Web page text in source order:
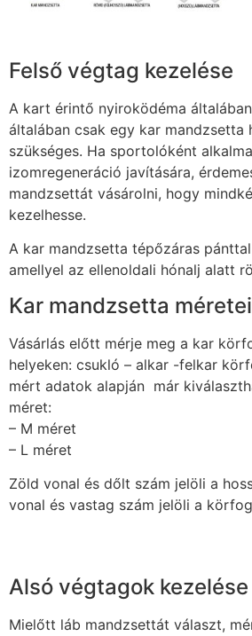
Felső végtag kezelése
A kart érintő nyiroködéma
általában csak egy kar mandzsetta
szükséges. Ha sportolóként
izomregeneráció javítására,
mandzsettát vásárolni, hogy
kezelhesse.
A kar mandzsetta tépőzáras
amellyel az ellenoldali hónalj alatt
Kar mandzsetta
Vásárlás előtt mérje meg a kar
helyeken: csukló – alkar -felkar
mért adatok alapján már
méret:
– M méret
– L méret
Zöld vonal és dőlt szám jelöli a
vonal és vastag szám jelöli a
Alsó végtagok kezelése
Mielőtt láb mandzsettát választ,